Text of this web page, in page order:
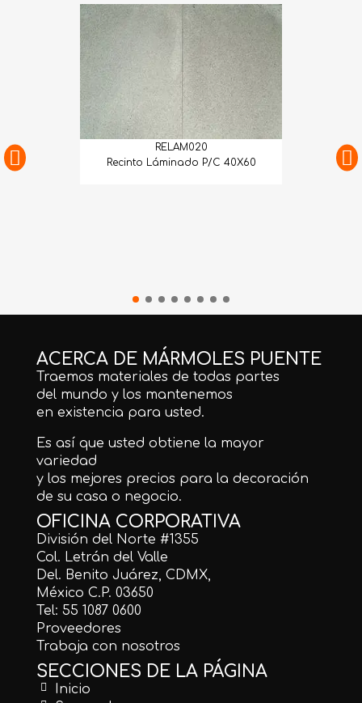
RELAM020
Recinto Láminado P/C 40X60
ACERCA DE MÁRMOLES PUENTE
Traemos materiales de todas partes
del mundo y los mantenemos
en existencia para usted.
Es así que usted obtiene la mayor
variedad
y los mejores precios para la decoración
de su casa o negocio.
OFICINA CORPORATIVA
División del Norte #1355
Col. Letrán del Valle
Del. Benito Juárez, CDMX,
México C.P. 03650
Tel: 55 1087 0600
Proveedores
Trabaja con nosotros
SECCIONES DE LA PÁGINA
Inicio